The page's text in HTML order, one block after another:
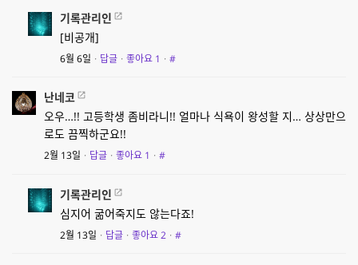
기록관리인
[비공개]
6월 6일 · 답글 · 좋아요 1 · #
난네코
오우…!! 고등학생 좀비라니!! 얼마나 식욕이 왕성할 지… 상상만으
로도 끔찍하군요!!
2월 13일 · 답글 · 좋아요 1 · #
기록관리인
심지어 굶어죽지도 않는다죠!
2월 13일 · 답글 · 좋아요2 · #